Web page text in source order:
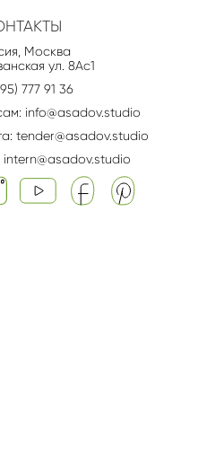
Москва
ул. 8Aс1
777 91 36
info@asadov.studio
tender@asadov.studio
intern@asadov.studio